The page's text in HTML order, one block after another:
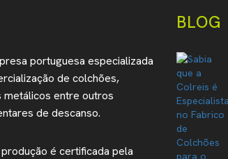
portuguesa especializada
de colchões,
entre outros
de descanso.
é certificada pela
BLOG